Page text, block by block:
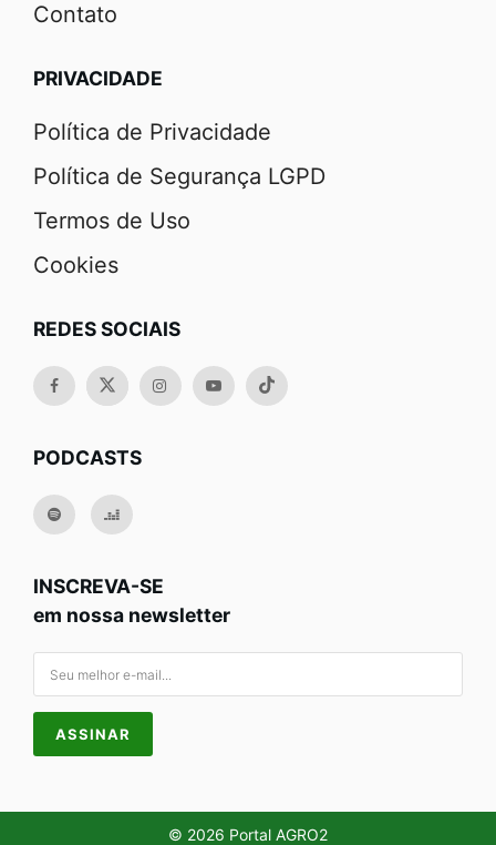
Contato
PRIVACIDADE
Política de Privacidade
Política de Segurança LGPD
Termos de Uso
Cookies
REDES SOCIAIS
PODCASTS
INSCREVA-SE
em nossa newsletter
© 2026 Portal AGRO2